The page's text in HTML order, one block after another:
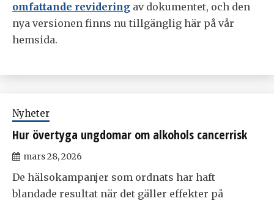
omfattande revidering av dokumentet, och den
nya versionen finns nu tillgänglig här på vår
hemsida.
Nyheter
Hur övertyga ungdomar om alkohols cancerrisk
mars 28, 2026
De hälsokampanjer som ordnats har haft
blandade resultat när det gäller effekter på